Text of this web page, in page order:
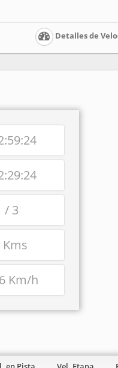
Detalles de
/ 3
Kms
Km/h